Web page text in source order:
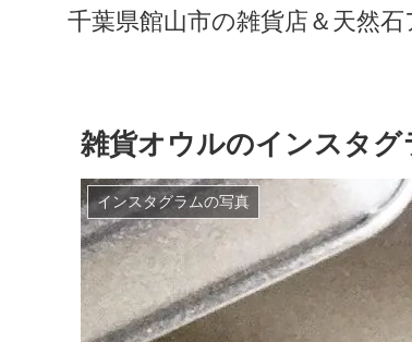
千葉県館山市の雑貨店＆天然
雑貨オウルのインスタグ
インスタグラムの写真